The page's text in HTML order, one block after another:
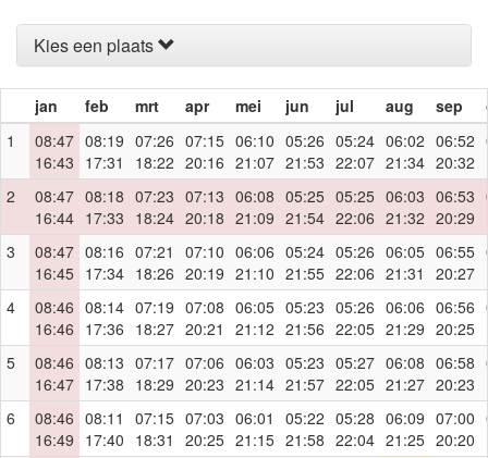
Kies een plaats
jan feb mrt apr mei jun jul aug sep
1
08:47
16:43
08:19
17:31
07:26
18:22
07:15
20:16
06:10
21:07
05:26
21:53
05:24
22:07
06:02
21:34
06:52
20:32
2
08:47
16:44
08:18
17:33
07:23
18:24
07:13
20:18
06:08
21:09
05:25
21:54
05:25
22:06
06:03
21:32
06:53
20:29
3
08:47
16:45
08:16
17:34
07:21
18:26
07:10
20:19
06:06
21:10
05:24
21:55
05:26
22:06
06:05
21:31
06:55
20:27
4
08:46
16:46
08:14
17:36
07:19
18:27
07:08
20:21
06:05
21:12
05:23
21:56
05:26
22:05
06:06
21:29
06:56
20:25
5
08:46
16:47
08:13
17:38
07:17
18:29
07:06
20:23
06:03
21:14
05:23
21:57
05:27
22:05
06:08
21:27
06:58
20:23
6
08:46
16:49
08:11
17:40
07:15
18:31
07:03
20:25
06:01
21:15
05:22
21:58
05:28
22:04
06:09
21:25
07:00
20:20